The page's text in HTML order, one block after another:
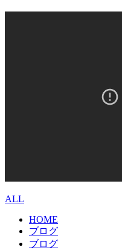
ALL
HOME
ブログ
ブログ